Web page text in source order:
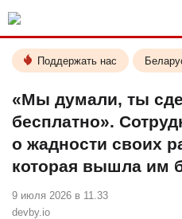
Поддержать нас
«Мы думали, ты
бесплатно».
о жадности своих
которая вышла им
9 июля 2026 в 11.33
devby.io